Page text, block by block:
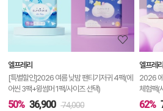
정
보
보
기
엘프레리
[특별할인]2026 여름 낮밤 팬티기저귀 4팩(에
어씬 3팩+윙썸머 1팩/사이즈 선택)
50% 36,900 74,000
엘프레리
2026
체험팩(
62%